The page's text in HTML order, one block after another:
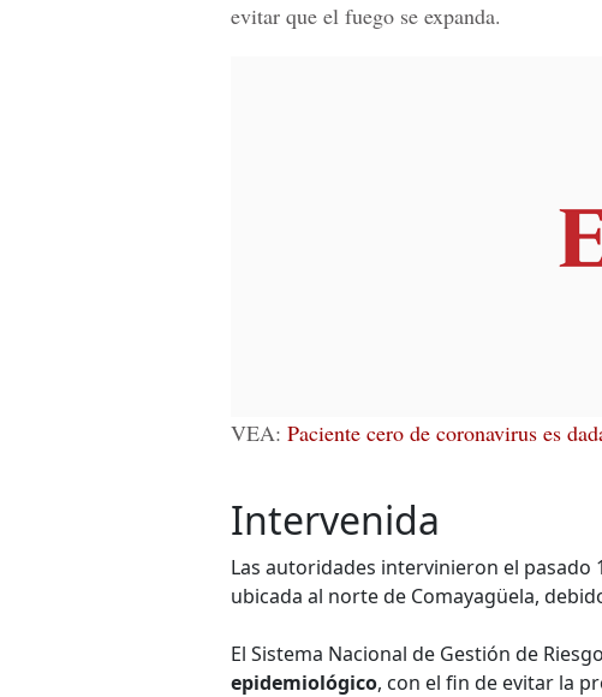
evitar que el fuego se expanda.
VEA: Paciente cero de coronavirus es
Intervenida
Las autoridades intervinieron el pasado
ubicada al norte de Comayagüela,
El Sistema Nacional de Gestión de
epidemiológico, con el fin de evitar la